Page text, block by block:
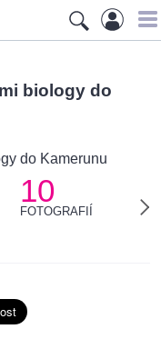
biology do
10
FOTOGRAFIÍ